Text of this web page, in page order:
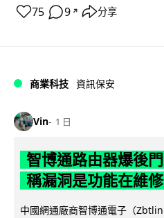
75 9 ↗ 分享
商業科技 資訊保安
Vin 1 日
智博通路由器爆後
稱漏洞是功能在維
中國網通廠商智博通電子（